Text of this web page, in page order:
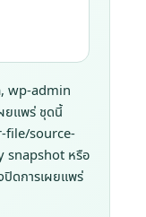
, wp-admin
ยแพร่ ชุดนี้
file/source-
snapshot หรือ
ดการเผยแพร่